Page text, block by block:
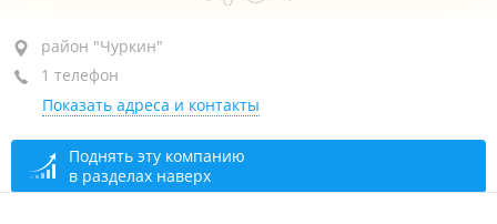
район "Чуркин", ул. Брянская, 18
1-й этаж, пом. А13
+7 995 525-12-10
Приём заказов круглосуточно
Офис сегодня закрыто
район "Чуркин"
1 телефон
Показать адреса и контакты
Поднять эту компанию
в разделах наверх